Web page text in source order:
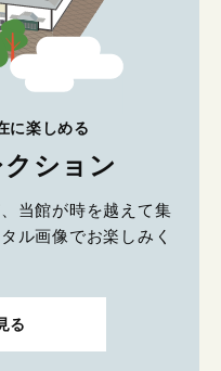
に楽しめる
ション
当館が時を越えて集
ル画像でお楽しみく
る